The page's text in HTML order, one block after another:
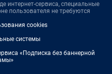
интернет-сервиса, специальные
пользователя не требуются
cookies
системы
«Подписка без баннерной